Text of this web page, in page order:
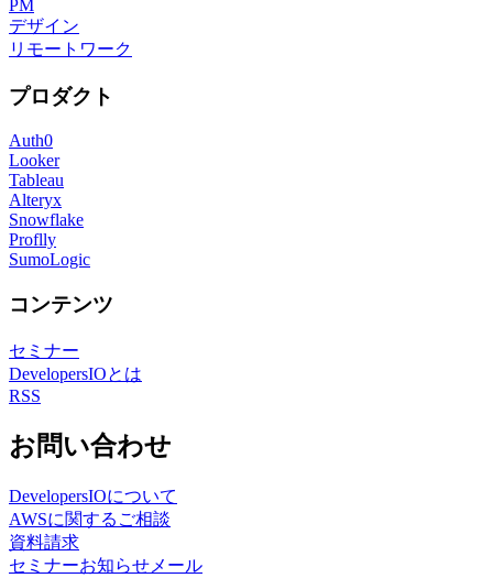
PM
デザイン
リモートワーク
プロダクト
Auth0
Looker
Tableau
Alteryx
Snowflake
Proflly
SumoLogic
コンテンツ
セミナー
DevelopersIOとは
RSS
お問い合わせ
DevelopersIOについて
AWSに関するご相談
資料請求
セミナーお知らせメール